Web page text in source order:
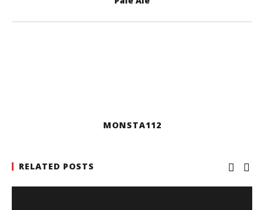
MONSTA112
RELATED POSTS